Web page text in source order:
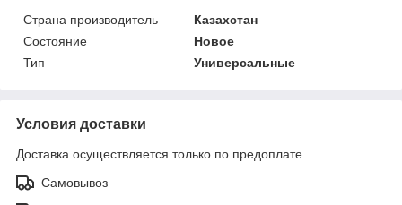
Страна производитель
Казахстан
Состояние
Новое
Тип
Универсальные
Условия доставки
Доставка осуществляется только по предоплате.
Самовывоз